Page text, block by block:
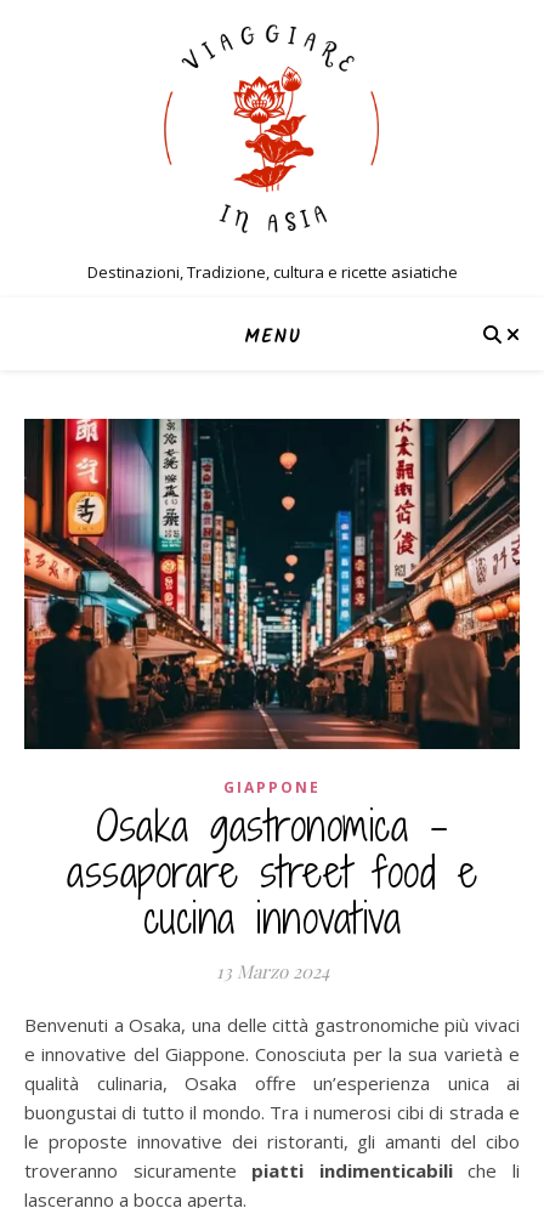
Destinazioni, Tradizione, cultura e ricette asiatiche
MENU
GIAPPONE
Osaka gastronomica –
assaporare street food e
cucina innovativa
13 Marzo 2024
Benvenuti a Osaka, una delle città gastronomiche più vivaci
e innovative del Giappone. Conosciuta per la sua varietà e
qualità culinaria, Osaka offre un’esperienza unica ai
buongustai di tutto il mondo. Tra i numerosi cibi di strada e
le proposte innovative dei ristoranti, gli amanti del cibo
troveranno sicuramente piatti indimenticabiliche li
lasceranno a bocca aperta.